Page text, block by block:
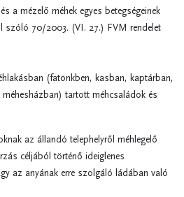
a mézelő méhek egyes betegségeinek
szóló 70/2003. (VI. 27.) FVM rendelet
(fatönkben, kasban, kaptárban,
tartott méhcsaládok és
az állandó telephelyről méhlegelő
céljából történő ideiglenes
az anyának erre szolgáló ládában való